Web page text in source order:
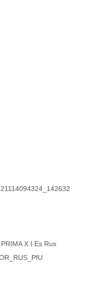
X I Es Rus